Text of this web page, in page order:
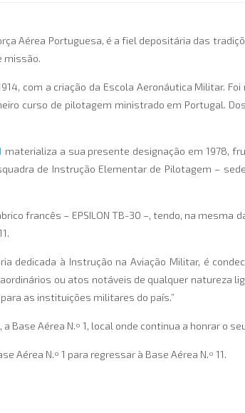
Aérea Portuguesa, é a fiel depositária das
missão.
com a criação da Escola Aeronáutica Militar.
curso de pilotagem ministrado em Portugal.
materializa a sua presente designação em 1978,
de Instrução Elementar de Pilotagem –
francês – EPSILON TB-30 –, tendo, na mesma
dedicada à Instrução na Aviação Militar, é
ou atos notáveis de qualquer natureza
as instituições militares do país.”
Aérea N.º 1, local onde continua a honrar o
Aérea N.º 1 para regressar à Base Aérea N.º 11.